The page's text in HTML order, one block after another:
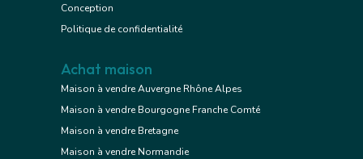
Conception
Politique de confidentialité
Achat maison
Maison à vendre Auvergne Rhône Alpes
Maison à vendre Bourgogne Franche Comté
Maison à vendre Bretagne
Maison à vendre Normandie